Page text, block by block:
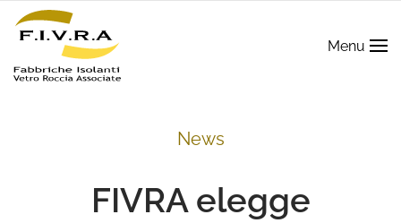
Menu
News
FIVRA elegge